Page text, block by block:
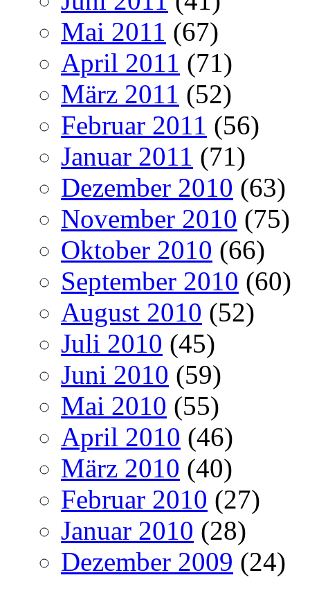
Mai 2011 (67)
April 2011 (71)
März 2011 (52)
Februar 2011 (56)
Januar 2011 (71)
Dezember 2010 (63)
November 2010 (75)
Oktober 2010 (66)
September 2010 (60)
August 2010 (52)
Juli 2010 (45)
Juni 2010 (59)
Mai 2010 (55)
April 2010 (46)
März 2010 (40)
Februar 2010 (27)
Januar 2010 (28)
Dezember 2009 (24)